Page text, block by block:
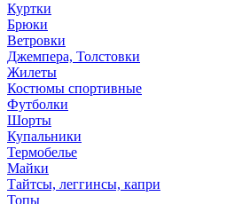
Куртки
Брюки
Ветровки
Джемпера, Толстовки
Жилеты
Костюмы спортивные
Футболки
Шорты
Купальники
Термобелье
Майки
Тайтсы, леггинсы, капри
Топы